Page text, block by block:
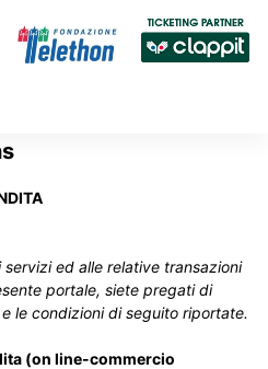
servizi ed alle relative transazioni
portale, siete pregati di
le condizioni di seguito riportate.
(on line-commercio